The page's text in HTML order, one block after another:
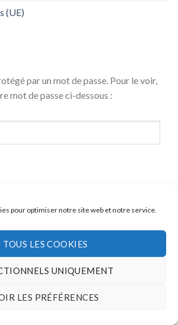
pour optimiser notre site web et notre service.
TOUS LES COOKIES
UNIQUEMENT
LES PRÉFÉRENCES
par un mot de passe. Pour le voir,
mot de passe ci-dessous :
(UE)